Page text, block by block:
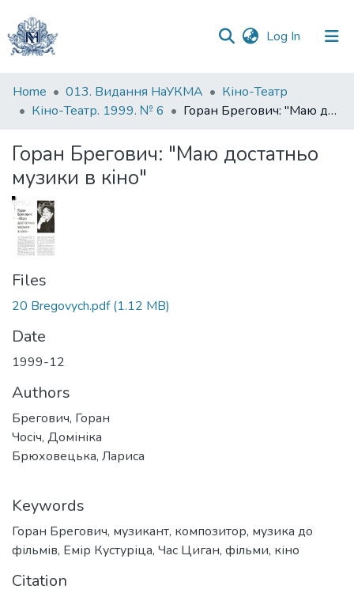
Log In (current)
Communities
&
All of DSpace
Statistics
Home 013. Видання НаУКМА
Кіно-Театр
Кіно-Театр. 1999. № 6
Горан Брегович: "Маю достатньо музики в кіно"
Горан Брегович: "Маю достатньо
музики в кіно"
Files
20 Bregovych.pdf(1.12 MB)
Date
1999-12
Authors
Брегович, Горан
Чосіч, Домініка
Брюховецька, Лариса
Keywords
Горан Брегович, музикант, композитор, музика до
фільмів, Емір Кустуріца, Час Циган, фільми, кіно
Citation